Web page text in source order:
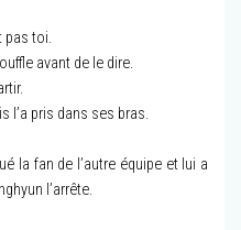
pas toi.
avant de le dire.
l’a pris dans ses bras.
la fan de l’autre équipe et lui a
l’arrête.